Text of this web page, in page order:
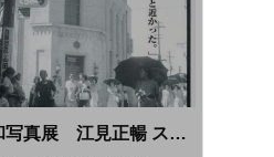
江見正 大正・昭和写真展 江見正暢 ステンドグラス展